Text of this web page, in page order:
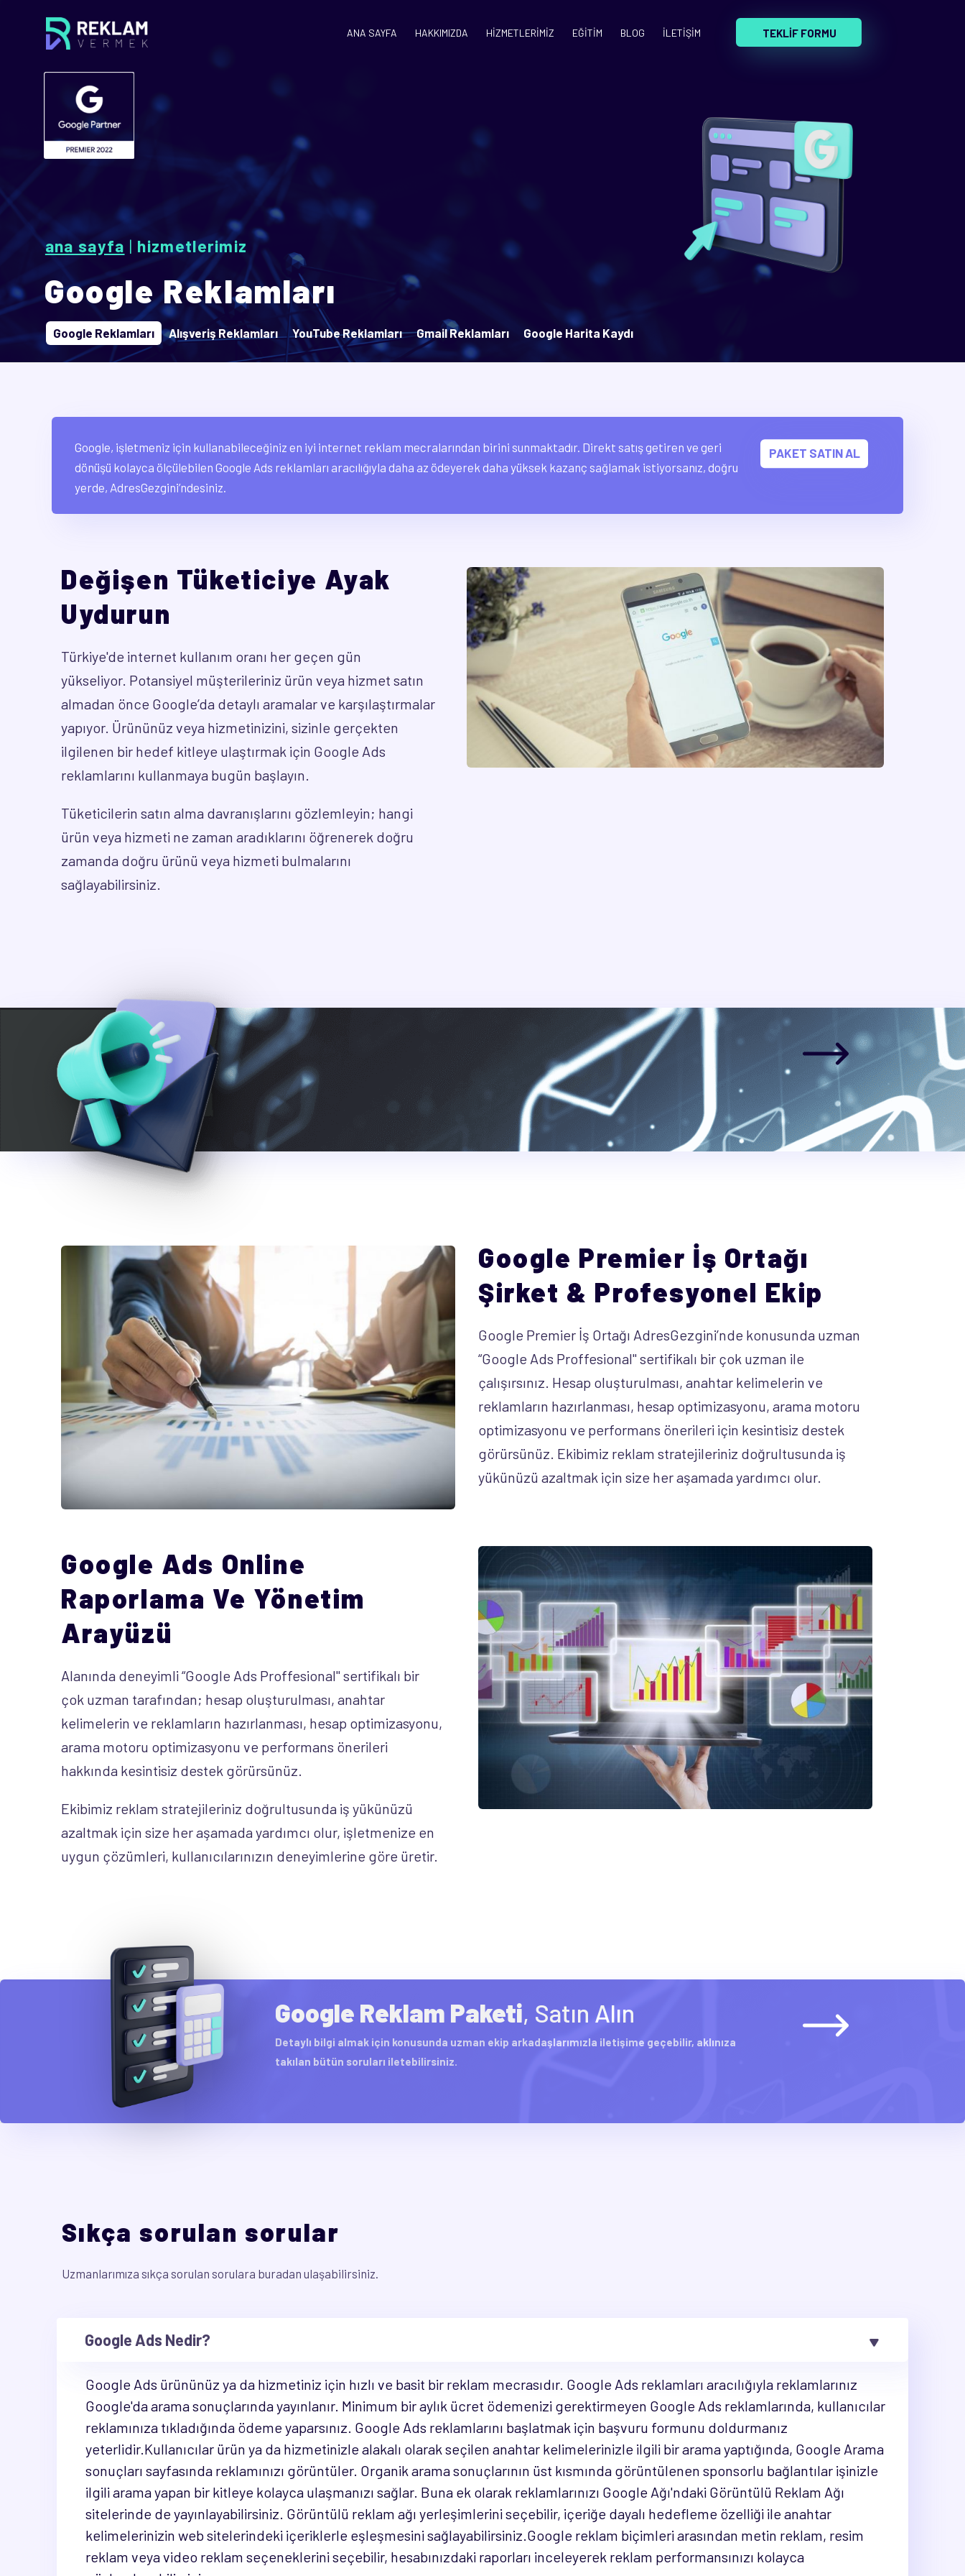
ANA SAYFA HAKKIMIZDA HİZMETLERİMİZ EĞİTİM BLOG İLETİŞİM TEKLİF FORMU
ana sayfa | hizmetlerimiz
Google Reklamları
Google Reklamları Alışveriş Reklamları YouTube Reklamları Gmail Reklamları Google Harita Kaydı
Google, işletmeniz için kullanabileceğiniz en iyi internet reklam mecralarından birini sunmaktadır. Direkt satış getiren ve geri
dönüşü kolayca ölçülebilen Google Ads reklamları aracılığıyla daha az ödeyerek daha yüksek kazanç sağlamak istiyorsanız, doğru
yerde, AdresGezgini’ndesiniz.
PAKET SATIN AL
Değişen Tüketiciye Ayak
Uydurun
Türkiye'de internet kullanım oranı her geçen gün
yükseliyor. Potansiyel müşterileriniz ürün veya hizmet satın
almadan önce Google’da detaylı aramalar ve karşılaştırmalar
yapıyor. Ürününüz veya hizmetinizini, sizinle gerçekten
ilgilenen bir hedef kitleye ulaştırmak için Google Ads
reklamlarını kullanmaya bugün başlayın.
Tüketicilerin satın alma davranışlarını gözlemleyin; hangi
ürün veya hizmeti ne zaman aradıklarını öğrenerek doğru
zamanda doğru ürünü veya hizmeti bulmalarını
sağlayabilirsiniz.
Bizimle İletişime Geçin,
İşinizi Birlikte
Büyütelim!
Detaylı bilgi almak için konusunda uzman ekip arkadaşlarımızla iletişime geçebilir, aklınıza
takılan bütün soruları iletebilirsiniz.
Google Premier İş Ortağı
Şirket & Profesyonel Ekip
Google Premier İş Ortağı AdresGezgini’nde konusunda uzman
“Google Ads Proffesional" sertifikalı bir çok uzman ile
çalışırsınız. Hesap oluşturulması, anahtar kelimelerin ve
reklamların hazırlanması, hesap optimizasyonu, arama motoru
optimizasyonu ve performans önerileri için kesintisiz destek
görürsünüz. Ekibimiz reklam stratejileriniz doğrultusunda iş
yükünüzü azaltmak için size her aşamada yardımcı olur.
Google Ads Online
Raporlama Ve Yönetim
Arayüzü
Alanında deneyimli “Google Ads Proffesional" sertifikalı bir
çok uzman tarafından; hesap oluşturulması, anahtar
kelimelerin ve reklamların hazırlanması, hesap optimizasyonu,
arama motoru optimizasyonu ve performans önerileri
hakkında kesintisiz destek görürsünüz.
Ekibimiz reklam stratejileriniz doğrultusunda iş yükünüzü
azaltmak için size her aşamada yardımcı olur, işletmenize en
uygun çözümleri, kullanıcılarınızın deneyimlerine göre üretir.
Google Reklam Paketi, Satın Alın
Detaylı bilgi almak için konusunda uzman ekip arkadaşlarımızla iletişime geçebilir, aklınıza
takılan bütün soruları iletebilirsiniz.
Sıkça sorulan sorular
Uzmanlarımıza sıkça sorulan sorulara buradan ulaşabilirsiniz.
Google Ads Nedir?
Google Ads ürününüz ya da hizmetiniz için hızlı ve basit bir reklam mecrasıdır. Google Ads reklamları aracılığıyla reklamlarınız
Google'da arama sonuçlarında yayınlanır. Minimum bir aylık ücret ödemenizi gerektirmeyen Google Ads reklamlarında, kullanıcılar
reklamınıza tıkladığında ödeme yaparsınız. Google Ads reklamlarını başlatmak için başvuru formunu doldurmanız
yeterlidir.Kullanıcılar ürün ya da hizmetinizle alakalı olarak seçilen anahtar kelimelerinizle ilgili bir arama yaptığında, Google Arama
sonuçları sayfasında reklamınızı görüntüler. Organik arama sonuçlarının üst kısmında görüntülenen sponsorlu bağlantılar işinizle
ilgili arama yapan bir kitleye kolayca ulaşmanızı sağlar. Buna ek olarak reklamlarınızı Google Ağı'ndaki Görüntülü Reklam Ağı
sitelerinde de yayınlayabilirsiniz. Görüntülü reklam ağı yerleşimlerini seçebilir, içeriğe dayalı hedefleme özelliği ile anahtar
kelimelerinizin web sitelerindeki içeriklerle eşleşmesini sağlayabilirsiniz.Google reklam biçimleri arasından metin reklam, resim
reklam veya video reklam seçeneklerini seçebilir, hesabınızdaki raporları inceleyerek reklam performansınızı kolayca